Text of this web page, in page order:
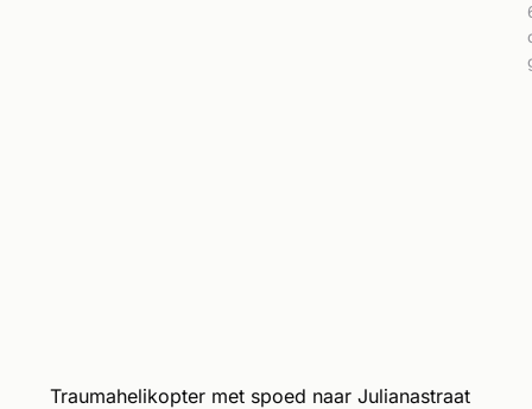
Traumahelikopter met spoed naar Julianastraat